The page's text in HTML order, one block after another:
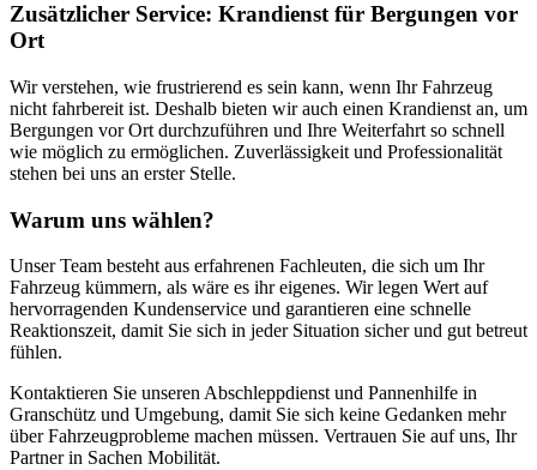
Zusätzlicher Service: Krandienst für Bergungen vor
Ort
Wir verstehen, wie frustrierend es sein kann, wenn Ihr Fahrzeug
nicht fahrbereit ist. Deshalb bieten wir auch einen Krandienst an, um
Bergungen vor Ort durchzuführen und Ihre Weiterfahrt so schnell
wie möglich zu ermöglichen. Zuverlässigkeit und Professionalität
stehen bei uns an erster Stelle.
Warum uns wählen?
Unser Team besteht aus erfahrenen Fachleuten, die sich um Ihr
Fahrzeug kümmern, als wäre es ihr eigenes. Wir legen Wert auf
hervorragenden Kundenservice und garantieren eine schnelle
Reaktionszeit, damit Sie sich in jeder Situation sicher und gut betreut
fühlen.
Kontaktieren Sie unseren Abschleppdienst und Pannenhilfe in
Granschütz und Umgebung, damit Sie sich keine Gedanken mehr
über Fahrzeugprobleme machen müssen. Vertrauen Sie auf uns, Ihr
Partner in Sachen Mobilität.